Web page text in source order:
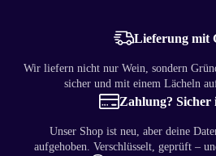
Lieferung mit
Wir liefern nicht nur Wein, sondern
sicher und mit einem Lächeln
Zahlung? Sicher
Unser Shop ist neu, aber deine
aufgehoben. Verschlüsselt, geprüft –